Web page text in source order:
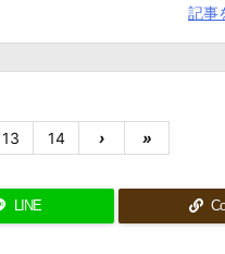
記事
13 14 › »
LINE